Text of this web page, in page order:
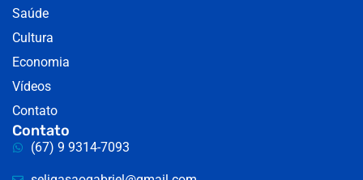
Saúde
Cultura
Economia
Vídeos
Contato
Contato
(67) 9 9314-7093